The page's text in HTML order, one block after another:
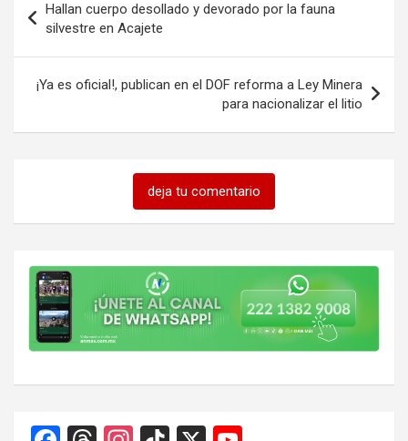
de
entradas
Hallan cuerpo desollado y devorado por la fauna
silvestre en Acajete
¡Ya es oficial!, publican en el DOF reforma a Ley Minera
para nacionalizar el litio
deja tu comentario